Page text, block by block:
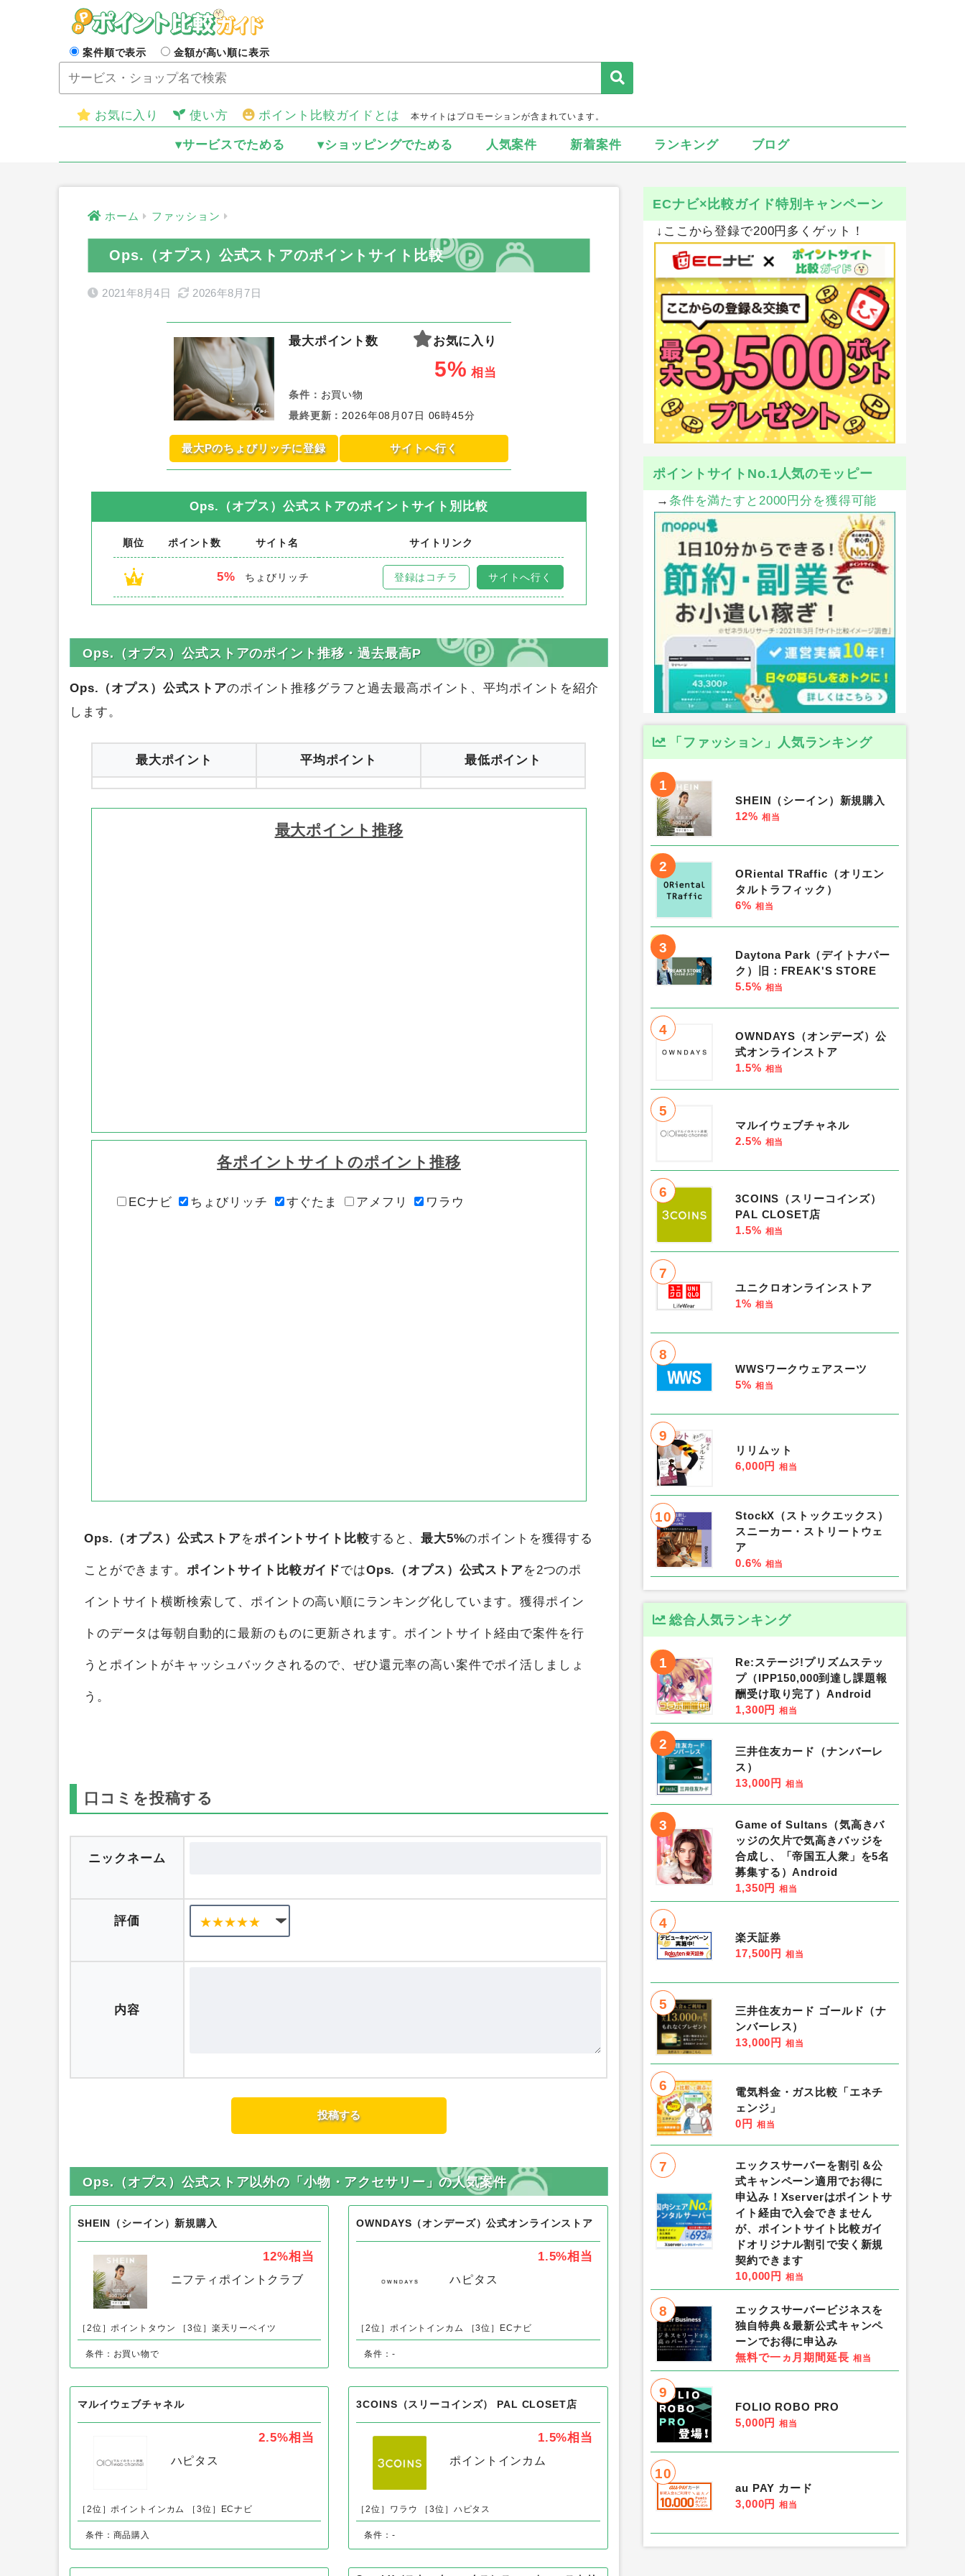
案件順で表示 金額が高い順に表示
お気に入り 使い方 ポイント比較ガイドとは 本サイトはプロモーションが含まれています。
▾サービスでためる ▾ショッピングでためる 人気案件 新着案件 ランキング ブログ
ホーム ファッション
Ops.（オプス）公式ストアのポイントサイト比較
2021年8月4日 2026年8月7日
最大ポイント数 お気に入り
5% 相当
条件： お買い物
最終更新 ： 2026年08月07日 06時45分
最大Pのちょびリッチに登録 サイトへ行く
Ops.（オプス）公式ストア のポイントサイト別比較
順位 ポイント数 サイト名 サイトリンク
5% ちょびリッチ 登録はコチラ サイトへ行く
Ops.（オプス）公式ストアのポイント推移・過去最高P
Ops.（オプス）公式ストア
のポイント推移グラフと過去最高ポイント、平均ポイントを紹介
します。
平均ポイント
Ops.（オプス）公式ストアをポイントサイト比較すると、最大5%のポイントを獲得する
ことができます。 ポイントサイト比較ガイドでは Ops.（オプス）公式ストアを2つのポ
イントサイト横断検索して、ポイントの高い順にランキング化しています。獲得ポイン
トのデータは毎朝自動的に最新のものに更新されます。ポイントサイト経由で案件を行
口コミを投稿する
ニックネーム
内容
Ops.（オプス）公式ストア以外の「小物・アクセサリー」の人気案件
SHEIN（シーイン）新規購入
12%
ニフティポイントクラブ
OWNDAYS（オンデーズ）公式オンラインストア
ハピタス
マルイウェブチャネル
ハピタス
3COINS（スリーコインズ） PAL CLOSET店
ポイントインカム
ECナビ×比較ガイド特別キャンペーン
↓ここから登録で200円多くゲット！
ポイントサイトNo.1人気のモッピー
→ 条件を満たすと2000円分を獲得可能
「ファッション」人気ランキング
1
SHEIN（シーイン）新規購入
12% 相当
2
ORiental TRaffic（オリエン
タルトラフィック）
6% 相当
3
Daytona Park（デイトナパー
ク）旧：FREAK'S STORE
5.5% 相当
4
OWNDAYS（オンデーズ）公
式オンラインストア
1.5% 相当
5
マルイウェブチャネル
2.5% 相当
6
3COINS（スリーコインズ）
PAL CLOSET店
1.5% 相当
7
ユニクロオンラインストア
1% 相当
8
WWSワークウェアスーツ
5% 相当
9
リリムット
6,000円 相当
10
StockX（ストックエックス）
スニーカー・ストリートウェ
ア
0.6% 相当
総合人気ランキング
1
Re:ステージ!プリズムステッ
プ（IPP150,000到達し課題報
酬受け取り完了）Android
1,300円 相当
2
三井住友カード（ナンバーレ
ス）
13,000円 相当
3
Game of Sultans（気高きバ
ッジの欠片で気高きバッジを
合成し、「帝国五人衆」を5名
募集する）Android
1,350円 相当
4
楽天証券
17,500円 相当
5
三井住友カード ゴールド（ナ
ンバーレス）
13,000円 相当
6
電気料金・ガス比較「エネチ
ェンジ」
0円 相当
7
エックスサーバーを割引＆公
式キャンペーン適用でお得に
申込み！Xserverはポイントサ
イト経由で入会できません
が、ポイントサイト比較ガイ
ドオリジナル割引で安く新規
契約できます
10,000円 相当
8
エックスサーバービジネスを
独自特典＆最新公式キャンペ
ーンでお得に申込み
無料で一ヵ月期間延長 相当
9
FOLIO ROBO PRO
5,000円 相当
10
au PAY カード
3,000円 相当